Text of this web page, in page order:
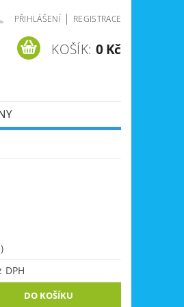
PŘIHLÁŠENÍ | REGISTRACE
KOŠÍK: 0 Kč
bez DPH